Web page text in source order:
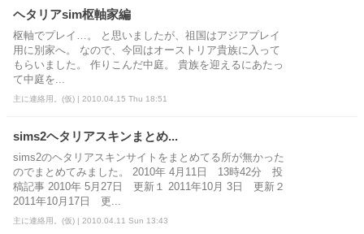
ヘタリアsim枢軸家編
枢軸でプレイ…。 と思いましたが、祖国はアジアプレイ
用に別家へ。 なので、今回はオーストリア貴族に入って
もらいました。 作りこんだ中庭。 貴族を迎えるにあたっ
て中庭を...
主に連絡用。(仮) | 2010.04.15 Thu 18:51
sims2ヘタリアスキンまとめ...
sims2のヘタリアスキンサイトをまとめてる所が無かった
のでまとめてみました。 2010年 4月11日 13時42分 投
稿記事 2010年 5月27日 更新１ 2011年10月 3日 更新２
2011年10月17日 更...
主に連絡用。(仮) | 2010.04.11 Sun 13:43